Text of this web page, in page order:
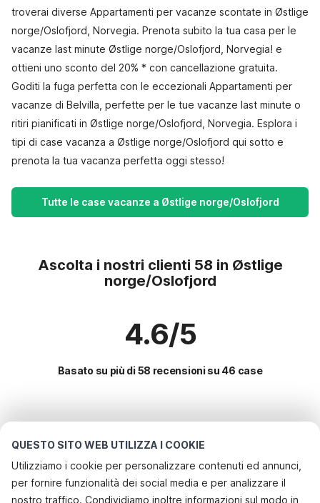
QUESTO SITO WEB UTILIZZA I COOKIE
Utilizziamo i cookie per personalizzare contenuti ed annunci,
per fornire funzionalità dei social media e per analizzare il
nostro traffico. Condividiamo inoltre informazioni sul modo in
troverai diverse Appartamenti per vacanze scontate in Østlige
norge/Oslofjord, Norvegia. Prenota subito la tua casa per le
vacanze last minute Østlige norge/Oslofjord, Norvegia! e
ottieni uno sconto del 20% * con cancellazione gratuita.
Goditi la fuga perfetta con le eccezionali Appartamenti per
vacanze di Belvilla, perfette per le tue vacanze last minute o
ritiri pianificati in Østlige norge/Oslofjord, Norvegia. Esplora i
tipi di case vacanza a Østlige norge/Oslofjord qui sotto e
prenota la tua vacanza perfetta oggi stesso!
Tutte le case vacanze a Østlige norge/Oslofjord
Ascolta i nostri clienti 58 in Østlige
norge/Oslofjord
4.6/5
Basato su più di 58 recensioni su 46 case
vacanze
Servizi più popolari per le vacanze in Østlige
norge/oslofjord